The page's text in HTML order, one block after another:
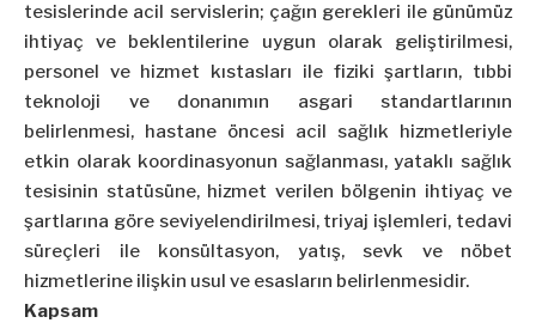
tesislerinde acil servislerin; çağın gerekleri ile günümüz
ihtiyaç ve beklentilerine uygun olarak geliştirilmesi,
personel ve hizmet kıstasları ile fiziki şartların, tıbbi
teknoloji ve donanımın asgari standartlarının
belirlenmesi, hastane öncesi acil sağlık hizmetleriyle
etkin olarak koordinasyonun sağlanması, yataklı sağlık
tesisinin statüsüne, hizmet verilen bölgenin ihtiyaç ve
şartlarına göre seviyelendirilmesi, triyaj işlemleri, tedavi
süreçleri ile konsültasyon, yatış, sevk ve nöbet
hizmetlerine ilişkin usul ve esasların belirlenmesidir.
Kapsam